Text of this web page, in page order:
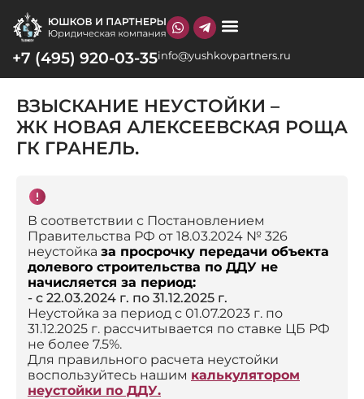
+7 (495) 920-03-35info@yushkovpartners.ru
ВЗЫСКАНИЕ НЕУСТОЙКИ –
ЖК НОВАЯ АЛЕКСЕЕВСКАЯ РОЩА
ГК ГРАНЕЛЬ.
В соответствии с Постановлением
Правительства РФ от 18.03.2024 № 326
неустойка за просрочку передачи объекта
долевого строительства по ДДУ не
начисляется за период:
- с 22.03.2024 г. по 31.12.2025 г.
Неустойка за период с 01.07.2023 г. по
31.12.2025 г. рассчитывается по ставке ЦБ РФ
не более 7.5%.
Для правильного расчета неустойки
воспользуйтесь нашим калькулятором
неустойки по ДДУ.